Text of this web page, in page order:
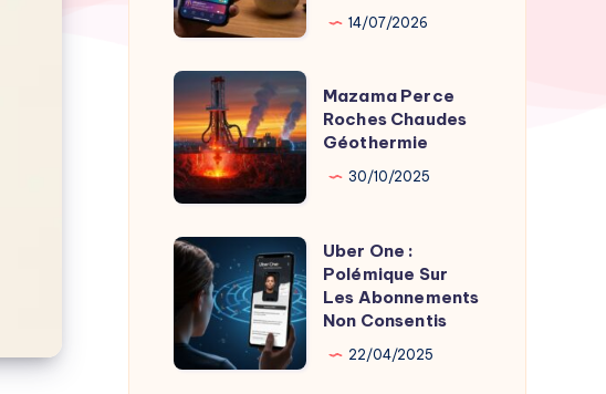
Successeur
de
TV
Time
par
Son
Fondateur
14/07/2026
Mazama
Perce
Roches
Chaudes
Géothermie
Mazama Perce
Roches Chaudes
Géothermie
30/10/2025
Uber
One
Polémique
Sur
Uber One :
Polémique Sur
Les Abonnements
Non Consentis
22/04/2025